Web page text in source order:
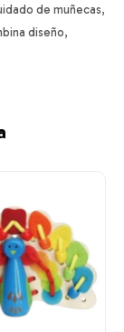
de muñecas,
diseño,